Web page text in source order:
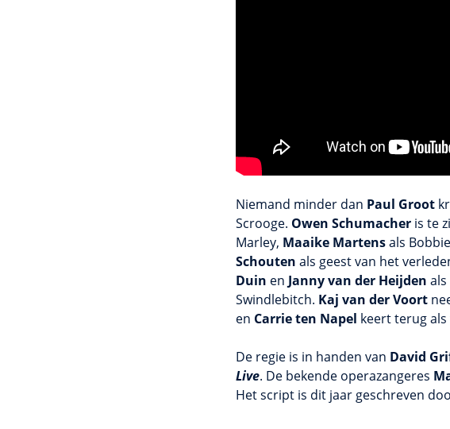
Niemand minder dan Paul Groot
Scrooge. Owen Schumacher is te
Marley, Maaike Martensals
Schouten als geest van het
Duin en Janny van der Heijden
Swindlebitch. Kaj van der Voort
en Carrie ten Napel keert terug als
De regie is in handen van David
Live. De bekende operazangeres
Het script is dit jaar geschreven